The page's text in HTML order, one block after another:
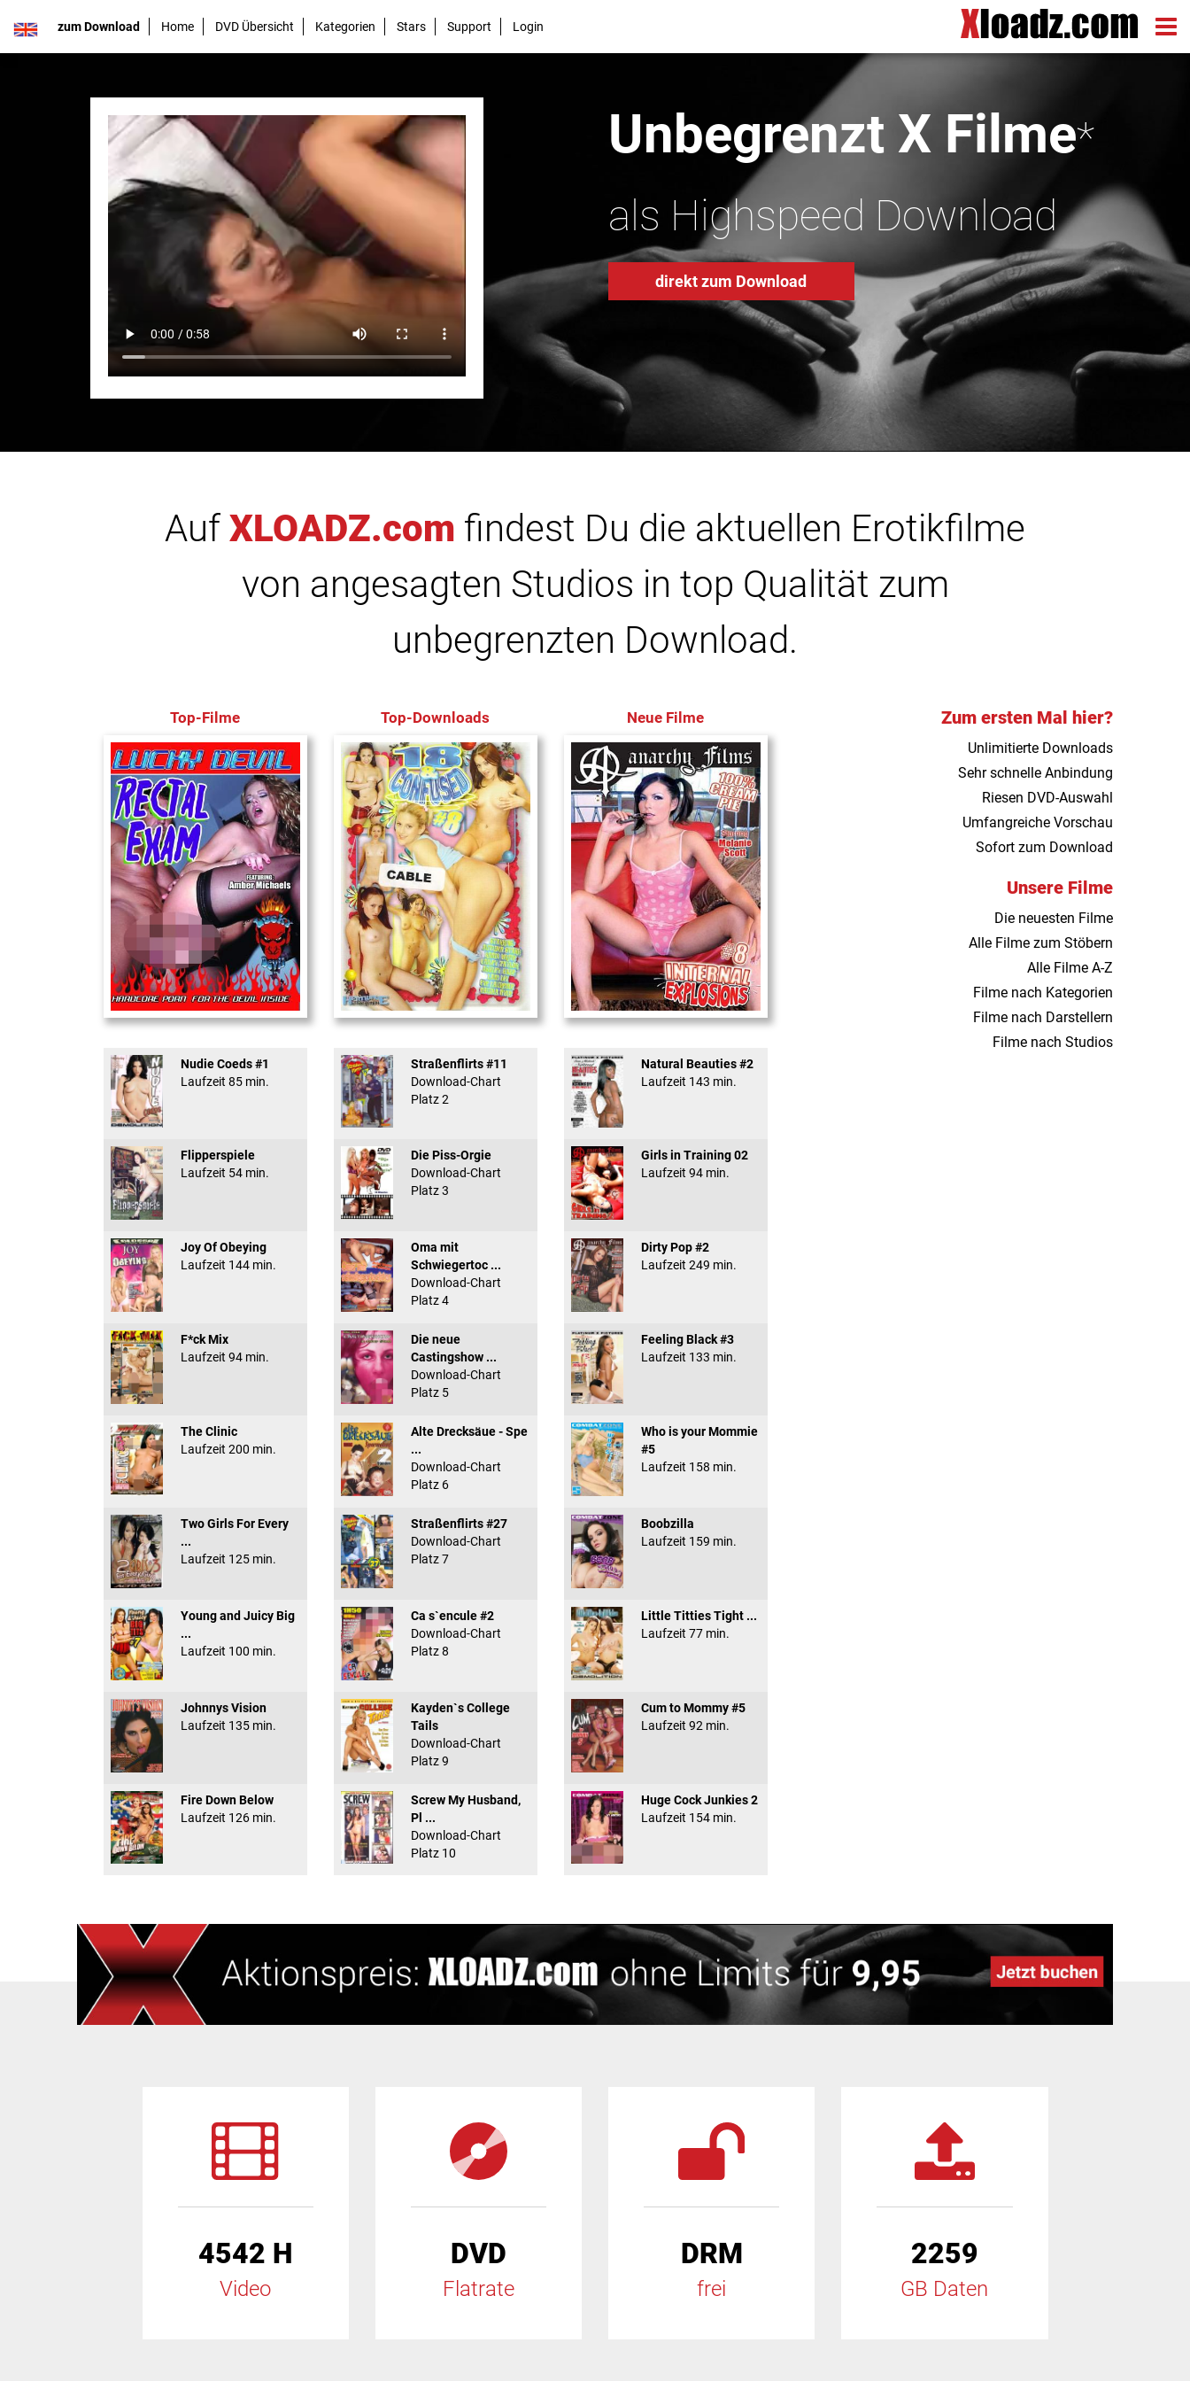
zum Download Home DVD Übersicht Kategorien Stars Support Login
Unbegrenzt X Filme*
als Highspeed Download
direkt zum Download
Auf XLOADZ.com findest Du die aktuellen Erotikfilme
von angesagten Studios in top Qualität zum
unbegrenzten Download.
Top-Filme
Rectal Exam
Nudie Coeds #1
Laufzeit 85 min.
Flipperspiele
Laufzeit 54 min.
Joy Of Obeying
Laufzeit 144 min.
F*ck Mix
Laufzeit 94 min.
The Clinic
Laufzeit 200 min.
Two Girls For Every
...
Laufzeit 125 min.
Young and Juicy Big
...
Laufzeit 100 min.
Johnnys Vision
Laufzeit 135 min.
Fire Down Below
Laufzeit 126 min.
Top-Downloads
18 And Confused #8 - ...
Straßenflirts #11
Download-Chart
Platz 2
Die Piss-Orgie
Download-Chart
Platz 3
Oma mit
Schwiegertoc ...
Download-Chart
Platz 4
Die neue
Castingshow ...
Download-Chart
Platz 5
Alte Drecksäue - Spe
...
Download-Chart
Platz 6
Straßenflirts #27
Download-Chart
Platz 7
Ca s`encule #2
Download-Chart
Platz 8
Kayden`s College
Tails
Download-Chart
Platz 9
Screw My Husband,
Pl ...
Download-Chart
Platz 10
Neue Filme
Internal Explosionen
Natural Beauties #2
Laufzeit 143 min.
Girls in Training 02
Laufzeit 94 min.
Dirty Pop #2
Laufzeit 249 min.
Feeling Black #3
Laufzeit 133 min.
Who is your Mommie
#5
Laufzeit 158 min.
Boobzilla
Laufzeit 159 min.
Little Titties Tight ...
Laufzeit 77 min.
Cum to Mommy #5
Laufzeit 92 min.
Huge Cock Junkies 2
Laufzeit 154 min.
Zum ersten Mal hier?
Unlimitierte Downloads
Sehr schnelle Anbindung
Riesen DVD-Auswahl
Umfangreiche Vorschau
Sofort zum Download
Unsere Filme
Die neuesten Filme
Alle Filme zum Stöbern
Alle Filme A-Z
Filme nach Kategorien
Filme nach Darstellern
Filme nach Studios
4542 H
Video
DVD
Flatrate
DRM
frei
2259
GB Daten